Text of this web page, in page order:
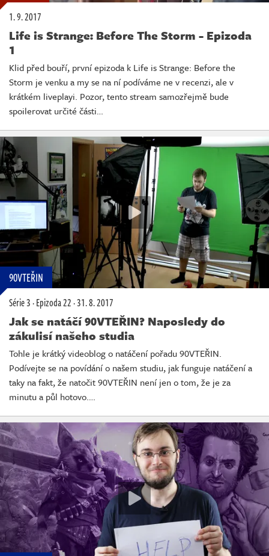
1. 9. 2017
Life is Strange: Before The Storm - Epizoda
1
Klid před bouří, první epizoda k Life is Strange: Before the
Storm je venku a my se na ní podíváme ne v recenzi, ale v
krátkém liveplayi. Pozor, tento stream samozřejmě bude
spoilerovat určité části…
90VTEŘIN
Série 3·Epizoda 22·31. 8. 2017
Jak se natáčí 90VTEŘIN? Naposledy do
zákulisí našeho studia
Tohle je krátký videoblog o natáčení pořadu 90VTEŘIN.
Podívejte se na povídání o našem studiu, jak funguje natáčení a
taky na fakt, že natočit 90VTEŘIN není jen o tom, že je za
minutu a půl hotovo.…